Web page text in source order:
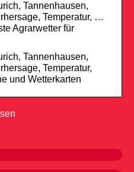
Tannenhausen,
Temperatur, …
Agrarwetter für
Tannenhausen,
Temperatur,
und Wetterkarten